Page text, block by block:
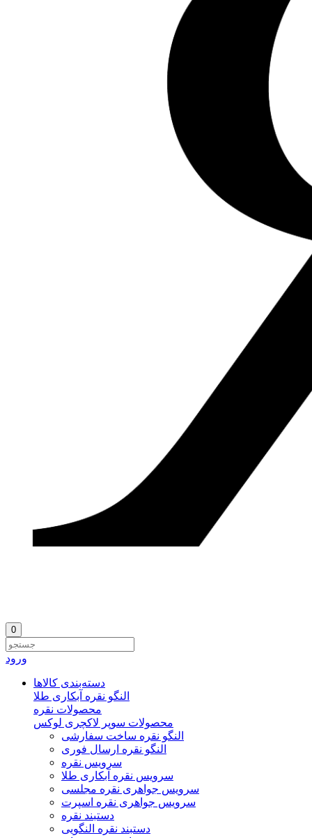
0
ورود
دسته‌بندی‌ کالاها
النگو نقره آبکاری طلا
محصولات نقره
محصولات سوپر لاکچری لوکس
النگو نقره ساخت سفارشی
النگو نقره ارسال فوری
سرویس نقره
سرویس نقره آبکاری طلا
سرویس جواهری نقره مجلسی
سرویس جواهری نقره اسپرت
دستبند نقره
دستبند نقره النگویی